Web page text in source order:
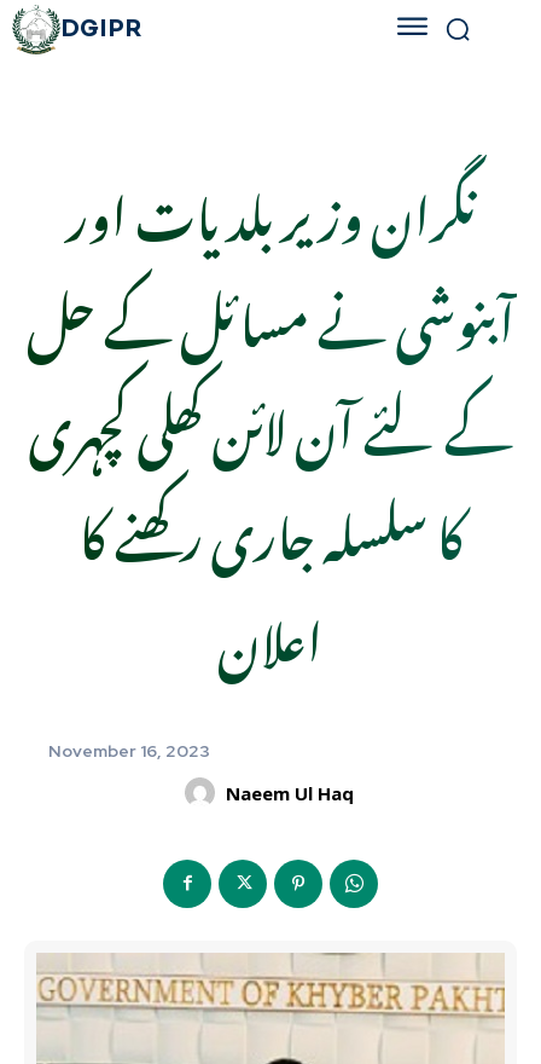
DGIPR
نگران وزیر بلدیات اور
آبنوشی نے مسائل کے حل
کے لئے آن لائن کھلی کچہری
کا سلسلہ جاری رکھنے کا
اعلان
November 16, 2023
Naeem Ul Haq